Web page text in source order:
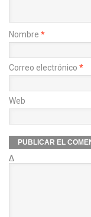
Nombre *
Correo electrónico *
Web
Δ